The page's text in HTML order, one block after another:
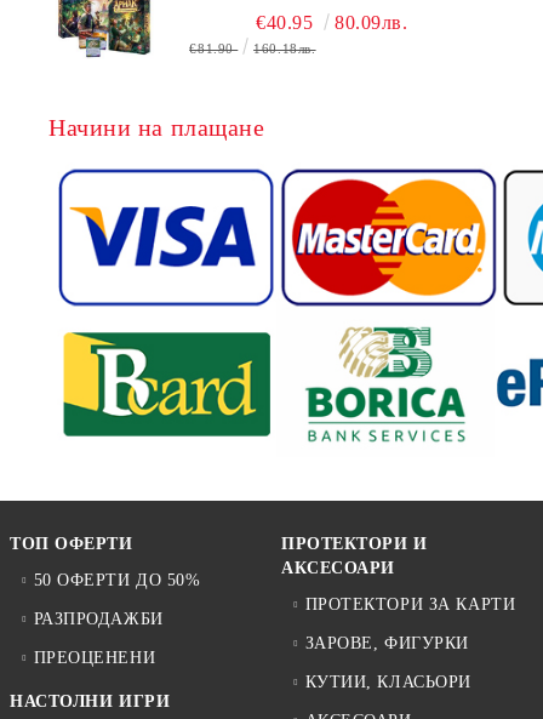
ЕКСПЕДИЦИИ + ПРОМО КАРТИ
БЕЗПЛАТНО
€40.95 80.09лв.
€81.90 160.18лв.
Начини на плащане
ТОП ОФЕРТИ
50 ОФЕРТИ ДО 50%
РАЗПРОДАЖБИ
ПРЕОЦЕНЕНИ
НАСТОЛНИ ИГРИ
ПРОТЕКТОРИ И
АКСЕСОАРИ
ПРОТЕКТОРИ ЗА КАРТИ
ЗАРОВЕ, ФИГУРКИ
КУТИИ, КЛАСЬОРИ